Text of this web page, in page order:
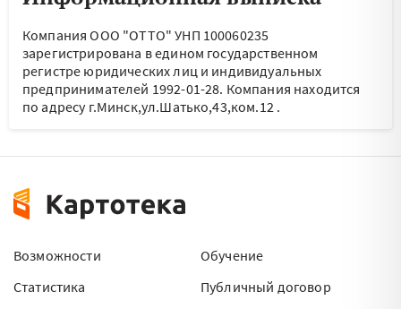
Компания ООО "ОТТО" УНП 100060235
зарегистрирована в едином государственном
регистре юридических лиц и индивидуальных
предпринимателей 1992-01-28. Компания находится
по адресу г.Минск,ул.Шатько,43,ком.12.
Возможности
Статистика
Обучение
Публичный договор